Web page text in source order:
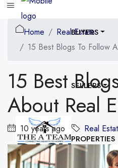
BUYERS
SELLERS
PROPERTIES
Home
Real Estate
15 Best Blogs To Follow
15 Best
About Real
10 years ago Real